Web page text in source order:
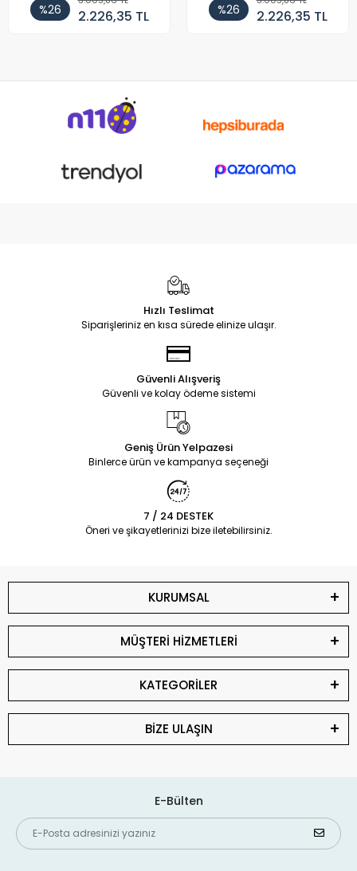
%26 2.226,35 TL %26 2.226,35 TL
Hızlı Teslimat
Siparişleriniz en kısa sürede elinize ulaşır.
Güvenli Alışveriş
Güvenli ve kolay ödeme sistemi
Geniş Ürün Yelpazesi
Binlerce ürün ve kampanya seçeneği
7 / 24 DESTEK
Öneri ve şikayetlerinizi bize iletebilirsiniz.
KURUMSAL
MÜŞTERİ HİZMETLERİ
KATEGORİLER
BİZE ULAŞIN
E-Bülten